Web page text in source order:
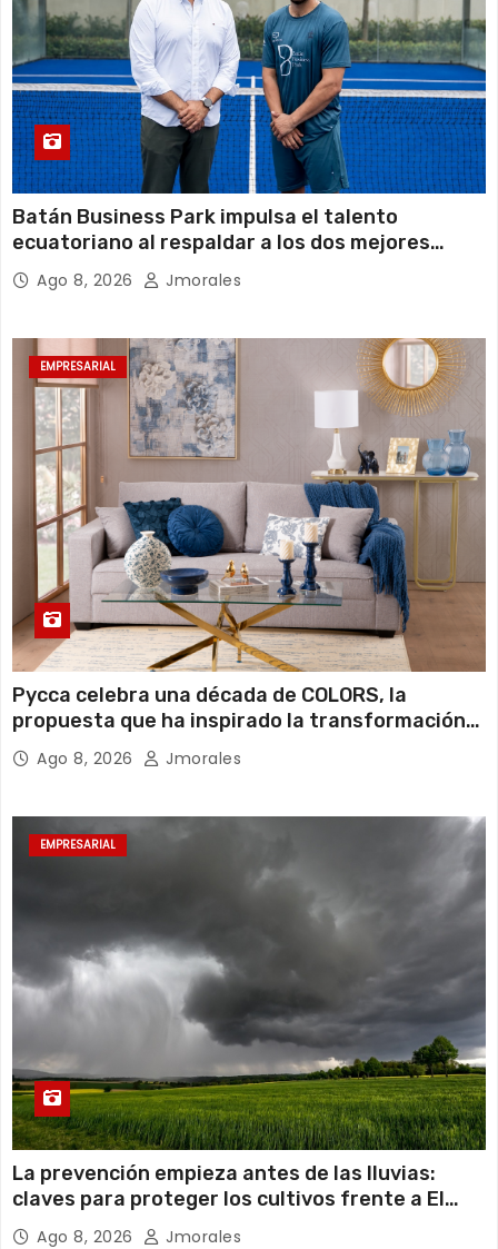
Batán Business Park impulsa el talento
ecuatoriano al respaldar a los dos mejores
jugadores de pádel del país
Ago 8, 2026 Jmorales
EMPRESARIAL
Pycca celebra una década de COLORS, la
propuesta que ha inspirado la transformación
de miles de hogares ecuatorianos
Ago 8, 2026 Jmorales
EMPRESARIAL
La prevención empieza antes de las lluvias:
claves para proteger los cultivos frente a El
NiñoAgo 8, 2026 Jmorales